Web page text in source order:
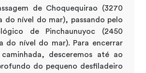
de Choquequirao (3270
do nível do mar), passando pelo
de Pinchaunuyoc (2450
do nível do mar). Para encerrar
desceremos até ao
do pequeno desfiladeiro